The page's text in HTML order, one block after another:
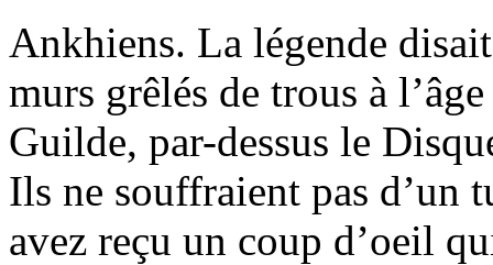
Ankhiens. La légende
murs grêlés de trous à
Guilde, par-dessus le
Ils ne souffraient pas d’un
avez reçu un coup d’oeil